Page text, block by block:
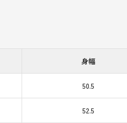
身幅
50.5
52.5